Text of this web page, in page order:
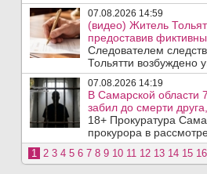
07.08.2026 14:59
(видео) Житель
предоставив
Следователем
Тольятти возбуждено
07.08.2026 14:19
В Самарской области
забил до смерти
18+ Прокуратура
прокурора в
1 2 3 4 5 6 7 8 9 10 11 12 13 14 15 16